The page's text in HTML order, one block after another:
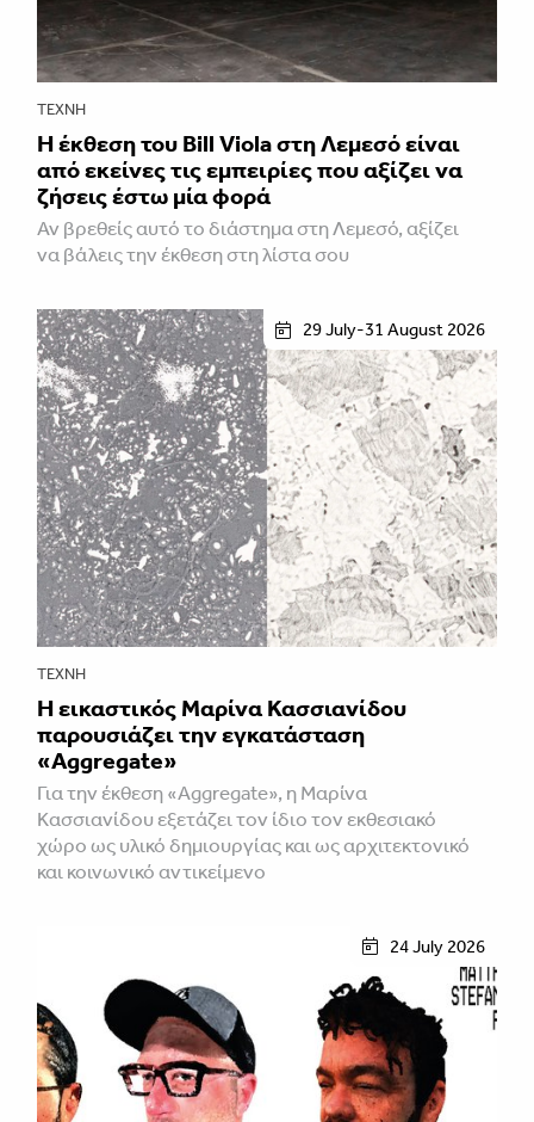
ΤΈΧΝΗ
Η έκθεση του Bill Viola στη Λεμεσό είναι
από εκείνες τις εμπειρίες που αξίζει να
ζήσεις έστω μία φορά
Αν βρεθείς αυτό το διάστημα στη Λεμεσό, αξίζει
να βάλεις την έκθεση στη λίστα σου
29 July-31 August 2026
ΤΈΧΝΗ
Η εικαστικός Μαρίνα Κασσιανίδου
παρουσιάζει την εγκατάσταση
«Aggregate»
Για την έκθεση «Aggregate», η Μαρίνα
Κασσιανίδου εξετάζει τον ίδιο τον εκθεσιακό
χώρο ως υλικό δημιουργίας και ως αρχιτεκτονικό
και κοινωνικό αντικείμενο
24 July 2026